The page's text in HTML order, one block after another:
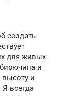
создать
для живых
и
и
Я всегда